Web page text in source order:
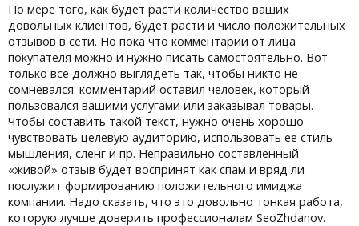
По мере того, как будет расти количество ваших
довольных клиентов, будет расти и число положительных
отзывов в сети. Но пока что комментарии от лица
покупателя можно и нужно писать самостоятельно. Вот
только все должно выглядеть так, чтобы никто не
сомневался: комментарий оставил человек, который
пользовался вашими услугами или заказывал товары.
Чтобы составить такой текст, нужно очень хорошо
чувствовать целевую аудиторию, использовать ее стиль
мышления, сленг и пр. Неправильно составленный
«живой» отзыв будет воспринят как спам и вряд ли
послужит формированию положительного имиджа
компании. Надо сказать, что это довольно тонкая работа,
которую лучше доверить профессионалам SeoZhdanov.